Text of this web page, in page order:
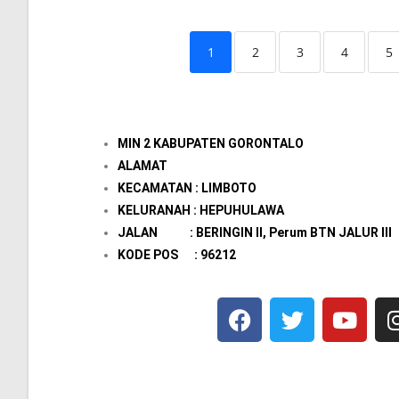
1 2 3 4 5
MIN 2 KABUPATEN GORONTALO
ALAMAT
KECAMATAN : LIMBOTO
KELURANAH : HEPUHULAWA
JALAN : BERINGIN II, Perum BTN JALUR III
KODE POS : 96212